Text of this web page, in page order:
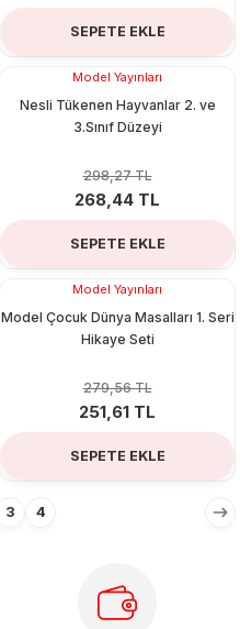
SEPETE EKLE
Model Yayınları
Nesli Tükenen Hayvanlar 2. ve
3.Sınıf Düzeyi
298,27 TL
268,44 TL
SEPETE EKLE
Model Yayınları
Model Çocuk Dünya Masalları 1. Seri
Hikaye Seti
279,56 TL
251,61 TL
SEPETE EKLE
3 4